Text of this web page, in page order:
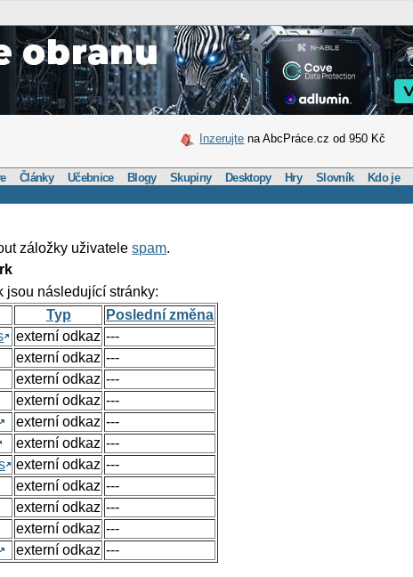
Inzerujte na AbcPráce.cz od 950 Kč
Články Učebnice Blogy Skupiny Desktopy Hry Slovník Kdo je
záložky uživatelespam.
jsou následující stránky:
Typ
Poslední změna
externí odkaz ---
externí odkaz ---
externí odkaz ---
externí odkaz ---
externí odkaz ---
externí odkaz ---
externí odkaz ---
externí odkaz ---
externí odkaz ---
externí odkaz ---
externí odkaz ---